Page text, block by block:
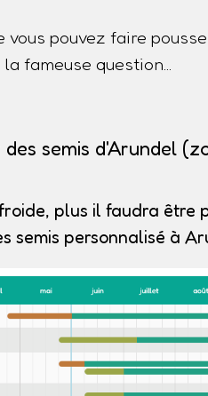
vous pouvez faire
la fameuse question...
semis d'Arundel
plus il faudra être
semis personnalisé à